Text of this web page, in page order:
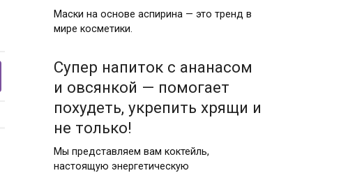
Маски на основе аспирина — это тренд в
мире косметики.
Супер напиток с ананасом
и овсянкой — помогает
похудеть, укрепить хрящи и
не только!
Мы представляем вам коктейль,
настоящую энергетическую